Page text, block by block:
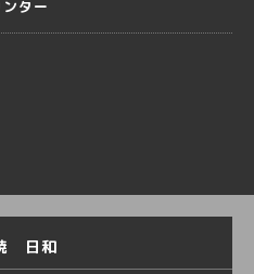
ンター
日和